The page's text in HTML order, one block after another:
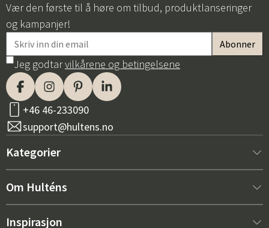
Vær den første til å høre om tilbud, produktlanseringer
og kampanjer!
Jeg godtarvilkårene og betingelsene
+46 46-233090
support@hultens.no
Kategorier
Nytt hos oss
Om Hulténs
Om Hulténs
Inspirasjon